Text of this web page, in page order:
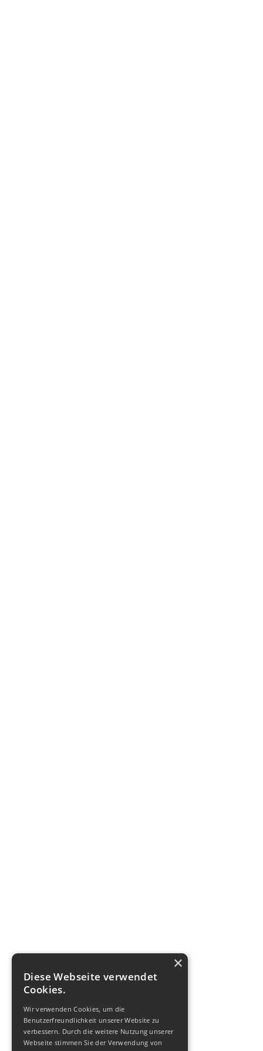
×
Diese Webseite verwendet
Cookies.
Wir verwenden Cookies, um die
Benutzerfreundlichkeit unserer Website zu
verbessern. Durch die weitere Nutzung unserer
Webseite stimmen Sie der Verwendung von